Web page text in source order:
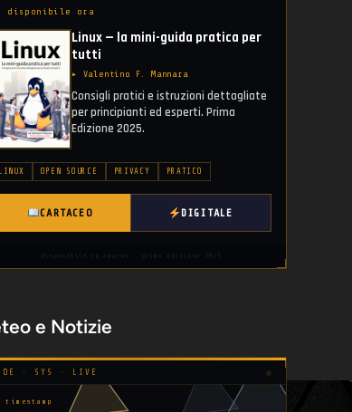
disponibile ora
Linux — la mini-guida pratica per
tutti
▸ Valentino F. Mannara
Consigli pratici e istruzioni dettagliate
per principianti ed esperti. Prima
Edizione 2025.
LINUX OPEN SOURCE PRIVACY PRATICO
CARTACEO DIGITALE
e Notizie
· SYS · LIVE